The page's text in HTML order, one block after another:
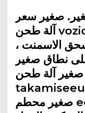
صغير سعر
آلة طحن vozidel-pojistenieu. عملية
الاسمنت ،
نطاق صغير
آلة طحن
takamiseeu كارا merakit حجر
صغير محطم ecocharm [More/أكثر]